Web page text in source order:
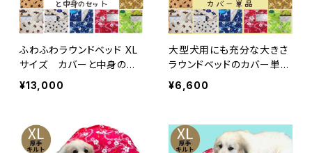
ふわふわラウンドベッド XL
サイズ カバーと中身のセ
ット 直径130ｃｍ
¥13,000
大型犬用にも充分な大きさ
ラウンドベッドのカバー単品
XL サイズ 直径130ｃｍ
¥6,600